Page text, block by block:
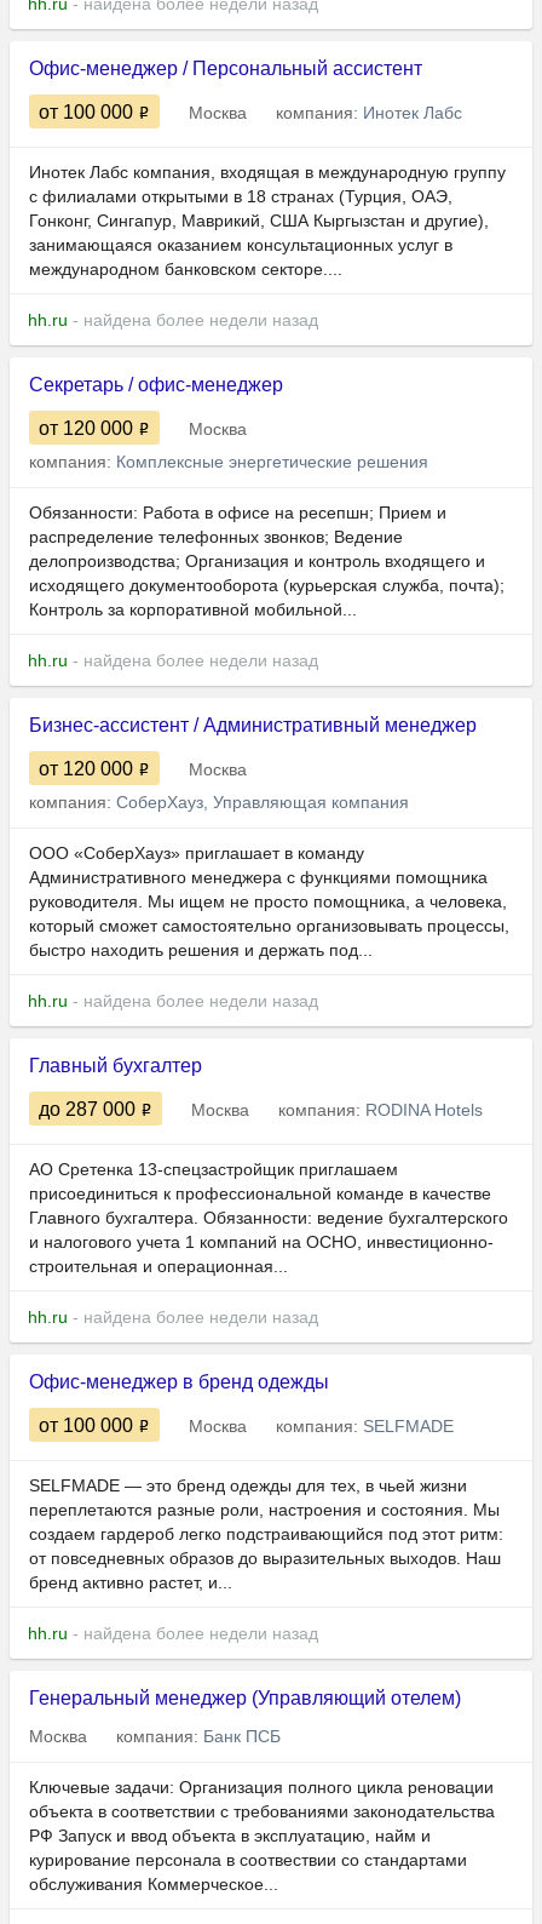
hh.ru - найдена более недели назад
Офис-менеджер / Персональный ассистент
от 100 000 Москва компания: Инотек Лабс
Инотек Лабс компания, входящая в международную группу
с филиалами открытыми в 18 странах (Турция, ОАЭ,
Гонконг, Сингапур, Маврикий, США Кыргызстан и другие),
занимающаяся оказанием консультационных услуг в
международном банковском секторе....
hh.ru - найдена более недели назад
Секретарь / офис-менеджер
от 120 000
Москва
компания: Комплексные энергетические решения
Обязанности: Работа в офисе на ресепшн; Прием и
распределение телефонных звонков; Ведение
делопроизводства; Организация и контроль входящего и
исходящего документооборота (курьерская служба, почта);
Контроль за корпоративной мобильной...
hh.ru - найдена более недели назад
Бизнес-ассистент / Административный менеджер
от 120 000
Москва
компания: СоберХауз, Управляющая компания
ООО «СоберХауз» приглашает в команду
Административного менеджера с функциями помощника
руководителя. Мы ищем не просто помощника, а человека,
который сможет самостоятельно организовывать процессы,
быстро находить решения и держать под...
hh.ru - найдена более недели назад
Главный бухгалтер
до 287 000 Москва компания: RODINA Hotels
АО Сретенка 13-спецзастройщик приглашаем
присоединиться к профессиональной команде в качестве
Главного бухгалтера. Обязанности: ведение бухгалтерского
и налогового учета 1 компаний на ОСНО, инвестиционно-
строительная и операционная...
hh.ru - найдена более недели назад
Офис-менеджер в бренд одежды
от 100 000 Москва компания: SELFMADE
SELFMADE — это бренд одежды для тех, в чьей жизни
переплетаются разные роли, настроения и состояния. Мы
создаем гардероб легко подстраивающийся под этот ритм:
от повседневных образов до выразительных выходов. Наш
бренд активно растет, и...
hh.ru - найдена более недели назад
Генеральный менеджер (Управляющий отелем)
Москва компания: Банк ПСБ
Ключевые задачи: Организация полного цикла реновации
объекта в соответствии с требованиями законодательства
РФ Запуск и ввод объекта в эксплуатацию, найм и
курирование персонала в соотвествии со стандартами
обслуживания Коммерческое...